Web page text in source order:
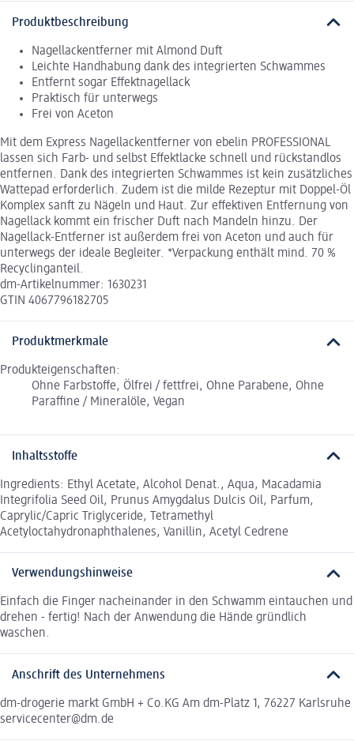
Produktbeschreibung
Nagellackentferner mit Almond Duft
Leichte Handhabung dank des integrierten Schwammes
Entfernt sogar Effektnagellack
Praktisch für unterwegs
Frei von Aceton
Mit dem Express Nagellackentferner von ebelin PROFESSIONAL
lassen sich Farb- und selbst Effektlacke schnell und rückstandlos
entfernen. Dank des integrierten Schwammes ist kein zusätzliches
Wattepad erforderlich. Zudem ist die milde Rezeptur mit Doppel-Öl
Komplex sanft zu Nägeln und Haut. Zur effektiven Entfernung von
Nagellack kommt ein frischer Duft nach Mandeln hinzu. Der
Nagellack-Entferner ist außerdem frei von Aceton und auch für
unterwegs der ideale Begleiter. *Verpackung enthält mind. 70 %
Recyclinganteil.
dm-Artikelnummer: 1630231
GTIN 4067796182705
Produktmerkmale
Produkteigenschaften:
Ohne Farbstoffe, Ölfrei / fettfrei, Ohne Parabene, Ohne
Paraffine / Mineralöle, Vegan
Inhaltsstoffe
Ingredients: Ethyl Acetate, Alcohol Denat., Aqua, Macadamia
Integrifolia Seed Oil, Prunus Amygdalus Dulcis Oil, Parfum,
Caprylic/Capric Triglyceride, Tetramethyl
Acetyloctahydronaphthalenes, Vanillin, Acetyl Cedrene
Verwendungshinweise
Einfach die Finger nacheinander in den Schwamm eintauchen und
drehen - fertig! Nach der Anwendung die Hände gründlich
waschen.
Anschrift des Unternehmens
dm-drogerie markt GmbH + Co.KG Am dm-Platz 1, 76227 Karlsruhe
servicecenter@dm.de